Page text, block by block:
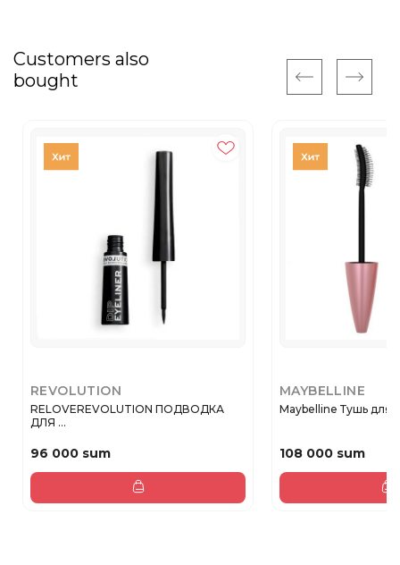
Customers also
bought
REVOLUTION
RELOVEREVOLUTION ПОДВОДКА
ДЛЯ ...
96 000 sum
MAYBELLINE
Maybelline Тушь для
108 000 sum